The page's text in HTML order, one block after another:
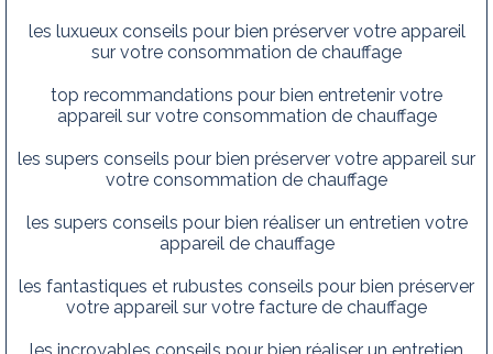
les luxueux conseils pour bien préserver votre appareil
sur votre consommation de chauffage
top recommandations pour bien entretenir votre
appareil sur votre consommation de chauffage
les supers conseils pour bien préserver votre appareil sur
votre consommation de chauffage
les supers conseils pour bien réaliser un entretien votre
appareil de chauffage
les fantastiques et rubustes conseils pour bien préserver
votre appareil sur votre facture de chauffage